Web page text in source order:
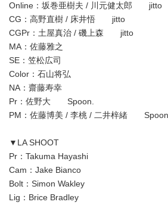
Online：坂巻亜樹夫 / 川元健太郎 jitto
CG：高野直樹 / 床井悟 jitto
CGPr：土屋真治 / 磯上森 jitto
MA：佐藤雅之
SE：笠松広司
Color：石山将弘
NA：齋藤寿幸
Pr：佐野大 Spoon.
PM：佐藤博美 / 李桃 / 二井梓緒 Spoon.
▼LA SHOOT
Pr：Takuma Hayashi
Cam：Jake Bianco
Bolt：Simon Wakley
Lig：Brice Bradley